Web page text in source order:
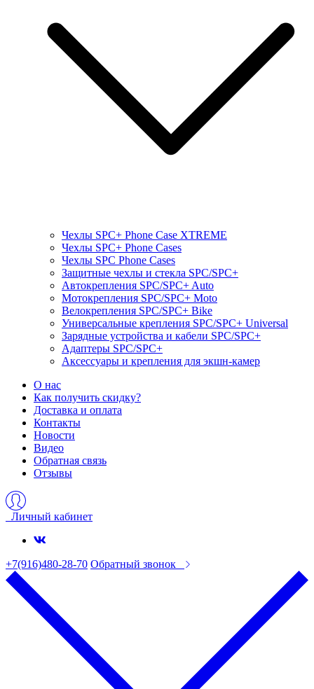
Чехлы SPC+ Phone Case XTREME
Чехлы SPC+ Phone Cases
Чехлы SPС Phone Cases
Защитные чехлы и стекла SPC/SPC+
Автокрепления SPС/SPC+ Auto
Мотокрепления SPС/SPC+ Moto
Велокрепления SPС/SPC+ Bike
Универсальные крепления SPС/SPC+ Universal
Зарядные устройства и кабели SPC/SPC+
Адаптеры SPC/SPC+
Аксессуары и крепления для экшн-камер
О нас
Как получить скидку?
Доставка и оплата
Контакты
Новости
Видео
Обратная связь
Отзывы
Личный кабинет
+7(916)480-28-70 Обратный звонок